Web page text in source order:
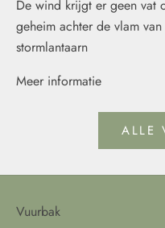
De wind krijgt er geen vat
geheim achter de vlam
stormlantaarn
Meer informatie
ALLE
Vuurbak